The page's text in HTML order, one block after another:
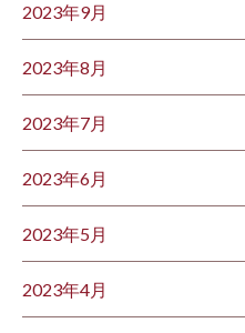
2023年9月
2023年8月
2023年7月
2023年6月
2023年5月
2023年4月